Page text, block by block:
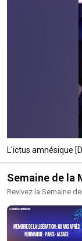
L'ictus amnésique
Semaine de la
Revivez la Semaine